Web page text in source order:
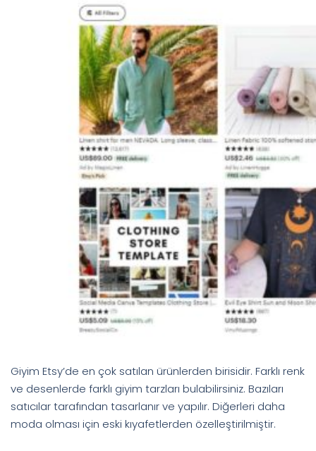
Giyim Etsy’de en çok satılan ürünlerden birisidir. Farklı renk
ve desenlerde farklı giyim tarzları bulabilirsiniz. Bazıları
satıcılar tarafından tasarlanır ve yapılır. Diğerleri daha
moda olması için eski kıyafetlerden özelleştirilmiştir.